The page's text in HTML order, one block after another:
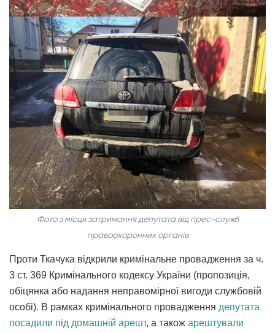
Фото з місця затримання депутата від прес-служб
правоохоронних органів
Проти Ткачука відкрили кримінальне провадження за ч.
3 ст. 369 Кримінального кодексу України (пропозиція,
обіцянка або надання неправомірної вигоди службовій
особі). В рамках кримінального провадження депутата
посадили під домашній арешт, а також арештували